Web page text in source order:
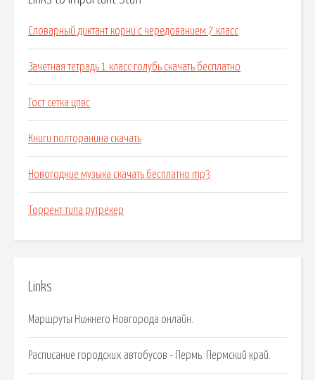
Словарный диктант корни с чередованием 7 класс
Зачетная тетрадь 1 класс голубь скачать бесплатно
Гост сетка цпвс
Книги полторанина скачать
Новогодние музыка скачать бесплатно mp3
Торрент типа рутрекер
Links
Маршруты Нижнего Новгорода онлайн.
Расписание городских автобусов - Пермь. Пермский край.